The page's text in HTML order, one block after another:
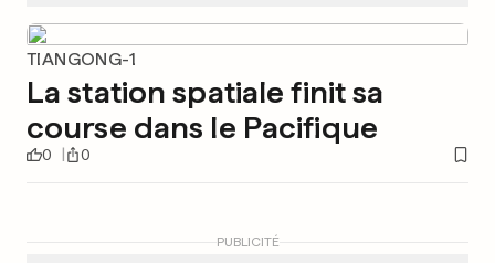
TIANGONG-1
La station spatiale finit sa
course dans le Pacifique
0 0
PUBLICITÉ